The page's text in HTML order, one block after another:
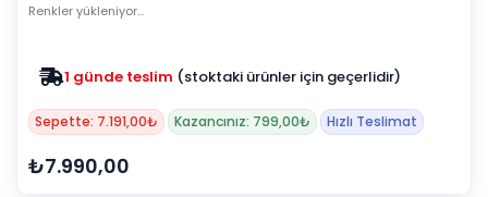
Renkler yükleniyor…
1 günde teslim (stoktaki ürünler için geçerlidir)
Sepette: 7.191,00₺ Kazancınız: 799,00₺ Hızlı Teslimat
₺7.990,00